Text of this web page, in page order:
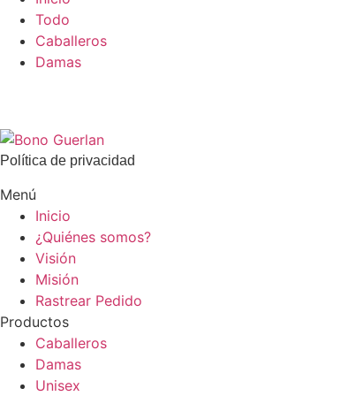
Todo
Caballeros
Damas
Política de privacidad
Menú
Inicio
¿Quiénes somos?
Visión
Misión
Rastrear Pedido
Productos
Caballeros
Damas
Unisex